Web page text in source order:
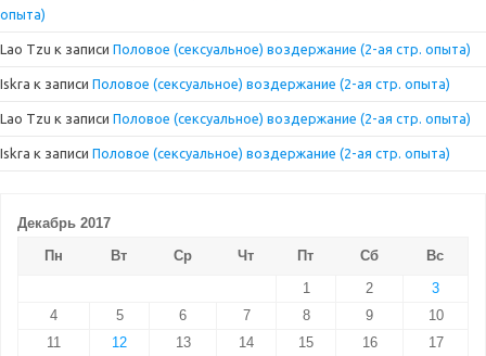
опыта)
Lao Tzu к записи Половое (сексуальное) воздержание (2-ая стр. опыта)
Iskra к записи Половое (сексуальное) воздержание (2-ая стр. опыта)
Lao Tzu к записи Половое (сексуальное) воздержание (2-ая стр. опыта)
Iskra к записи Половое (сексуальное) воздержание (2-ая стр. опыта)
Декабрь 2017
Пн
Вт Ср Чт Пт Сб
Вс
1
2
3
4
5 6 7 8 9
10
11
12 13 14 15 16
17